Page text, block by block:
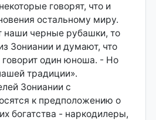
говорят, что и
остальному миру.
наши черные рубашки, то
Зониании и думают, что
один юноша. - Но
традиции».
Зониании с
к предположению о
богатства - наркодилеры,